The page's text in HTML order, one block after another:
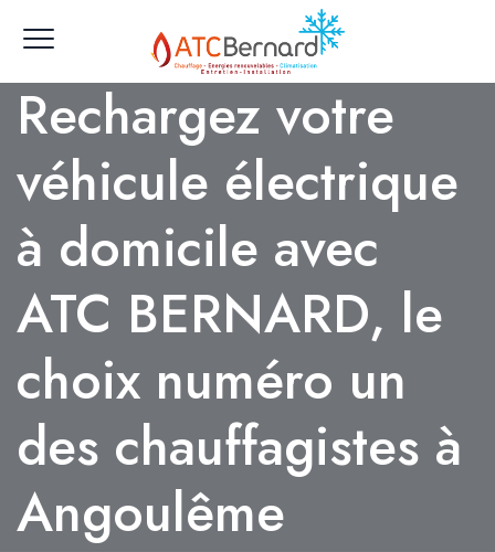
Rechargez votre
véhicule électrique
à domicile avec
ATC BERNARD, le
choix numéro un
des chauffagistes à
Angoulême